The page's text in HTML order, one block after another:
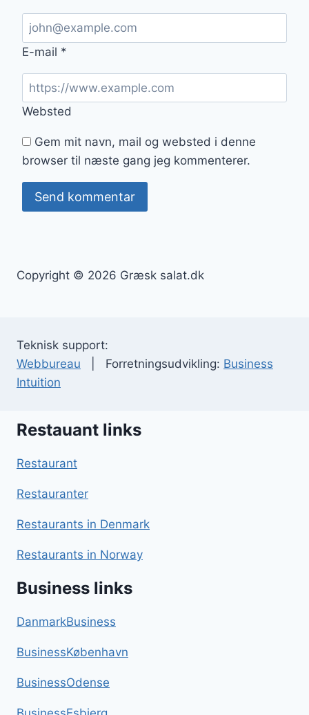
E-mail *
Websted
Gem mit navn, mail og websted i denne
browser til næste gang jeg kommenterer.
Copyright © 2026 Græsk salat.dk
Teknisk support:
Webbureau | Forretningsudvikling: Business
Intuition
Restauant links
Restaurant
Restauranter
Restaurants in Denmark
Restaurants in Norway
Business links
DanmarkBusiness
BusinessKøbenhavn
BusinessOdense